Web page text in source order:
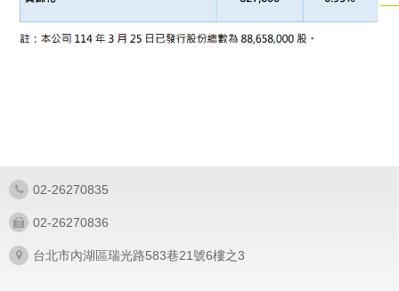
02-26270835
02-26270836
台北市內湖區瑞光路583巷21號6樓之3